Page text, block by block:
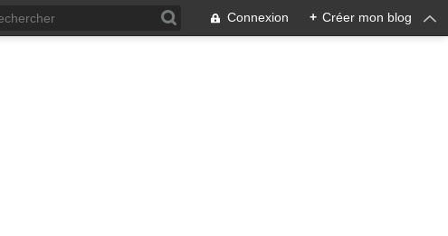
Connexion + Créer mon blog